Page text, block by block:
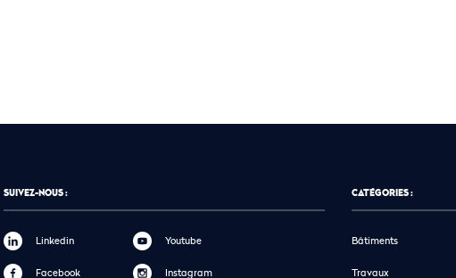
SUIVEZ-NOUS :
Linkedin
Facebook
Youtube
Instagram
CATÉGORIES :
Bâtiments
Travaux